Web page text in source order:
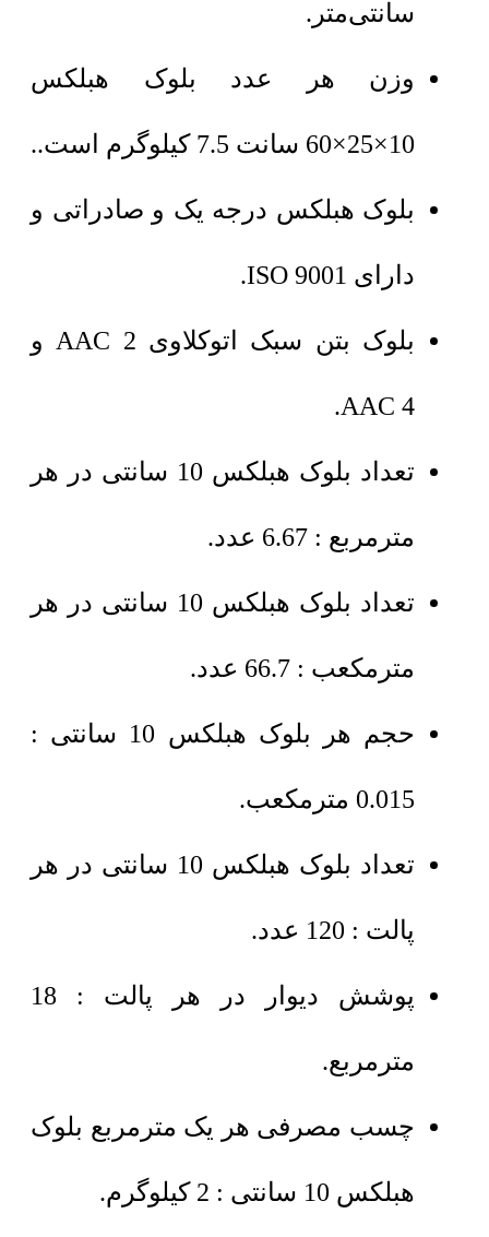
سانتی‌متر.
وزن هر عدد بلوک هبلکس
10×25×60 سانت 7.5 کیلوگرم است..
بلوک هبلکس درجه یک و صادراتی و
دارای ISO 9001.
بلوک بتن سبک اتوکلاوی AAC 2 و
AAC 4.
تعداد بلوک هبلکس 10 سانتی در هر
مترمربع : 6.67 عدد.
تعداد بلوک هبلکس 10 سانتی در هر
مترمکعب : 66.7 عدد.
حجم هر بلوک هبلکس 10 سانتی :
0.015 مترمکعب.
تعداد بلوک هبلکس 10 سانتی در هر
پالت : 120 عدد.
پوشش دیوار در هر پالت : 18
مترمربع.
چسب مصرفی هر یک مترمربع بلوک
هبلکس 10 سانتی : 2 کیلوگرم.